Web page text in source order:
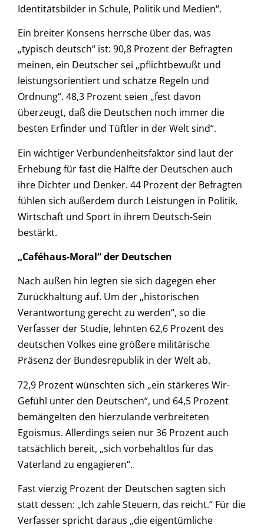
Identitätsbilder in Schule, Politik und Medien“.
Ein breiter Konsens herrsche über das, was
„typisch deutsch“ ist: 90,8 Prozent der Befragten
meinen, ein Deutscher sei „pflichtbewußt und
leistungsorientiert und schätze Regeln und
Ordnung“. 48,3 Prozent seien „fest davon
überzeugt, daß die Deutschen noch immer die
besten Erfinder und Tüftler in der Welt sind“.
Ein wichtiger Verbundenheitsfaktor sind laut der
Erhebung für fast die Hälfte der Deutschen auch
ihre Dichter und Denker. 44 Prozent der Befragten
fühlen sich außerdem durch Leistungen in Politik,
Wirtschaft und Sport in ihrem Deutsch-Sein
bestärkt.
„Caféhaus-Moral“ der Deutschen
Nach außen hin legten sie sich dagegen eher
Zurückhaltung auf. Um der „historischen
Verantwortung gerecht zu werden“, so die
Verfasser der Studie, lehnten 62,6 Prozent des
deutschen Volkes eine größere militärische
Präsenz der Bundesrepublik in der Welt ab.
72,9 Prozent wünschten sich „ein stärkeres Wir-
Gefühl unter den Deutschen“, und 64,5 Prozent
bemängelten den hierzulande verbreiteten
Egoismus. Allerdings seien nur 36 Prozent auch
tatsächlich bereit, „sich vorbehaltlos für das
Vaterland zu engagieren“.
Fast vierzig Prozent der Deutschen sagten sich
statt dessen: „Ich zahle Steuern, das reicht.“ Für die
Verfasser spricht daraus „die eigentümliche